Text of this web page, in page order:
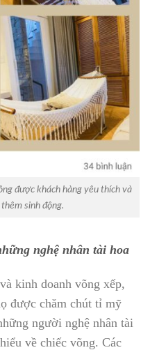
được khách hàng yêu thích và
sinh động.
nghệ nhân tài hoa
kinh doanh võng xếp,
được chăm chút tỉ mỹ
người nghệ nhân tài
về chiếc võng. Các